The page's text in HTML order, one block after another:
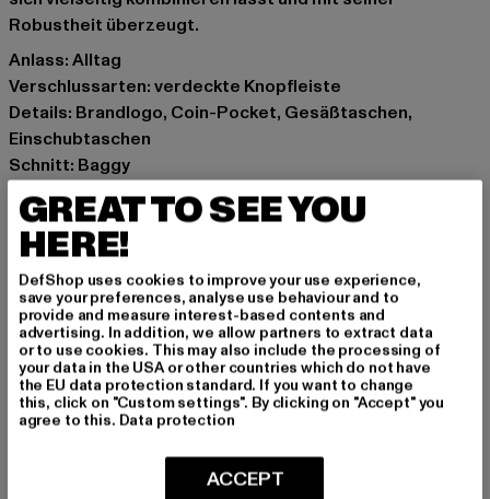
Robustheit überzeugt.
Anlass: Alltag
Verschlussarten: verdeckte Knopfleiste
Details: Brandlogo, Coin-Pocket, Gesäßtaschen,
Einschubtaschen
Schnitt: Baggy
Marke: Jack and Jones
Kat.: Baggys
Farbe: schwarz
Hersteller Farbe: black denim
Materialzusammensetzung: 80% Baumwolle, 20%
Recyceltes Polyester
Art.Nr: 12268012-00666
Hersteller: Bestseller Textilhandels GmbH |
info@bestseller.com
Schöneberger Straße 15 | 10963 Berlin | DE
GREAT TO SEE YOU
HERE!
DefShop uses cookies to improve your use experience,
save your preferences, analyse use behaviour and to
provide and measure interest-based contents and
advertising. In addition, we allow partners to extract data
or to use cookies. This may also include the processing of
your data in the USA or other countries which do not have
the EU data protection standard. If you want to change
this, click on "Custom settings". By clicking on "Accept" you
agree to this. Data protection
ACCEPT